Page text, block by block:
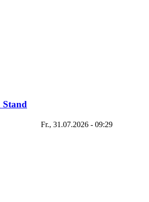
Stand
Fr., 31.07.2026 - 09:29